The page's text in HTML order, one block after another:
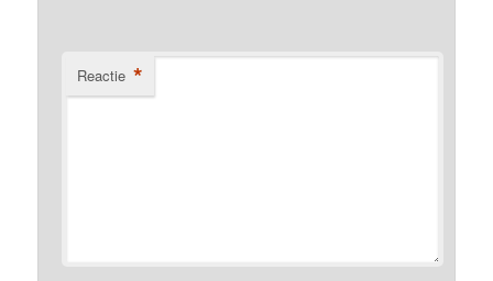
Reactie *